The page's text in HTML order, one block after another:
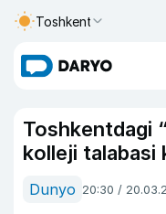
Toshkent
Toshkentdagi
kolleji talabasi
Dunyo 20:30 /